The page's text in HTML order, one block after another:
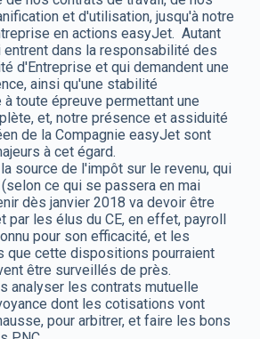
et d'utilisation, jusqu'à notre
en actions easyJet. Autant
dans la responsabilité des
d'Entreprise et qui demandent une
ainsi qu'une stabilité
toute épreuve permettant une
et, notre présence et assiduité
de la Compagnie easyJet sont
à cet égard.
source de l'impôt sur le revenu, qui
ce qui se passera en mai
dès janvier 2018 va devoir être
par les élus du CE, en effet, payroll
pour son efficacité, et les
que cette dispositions pourraient
être surveillés de près.
analyser les contrats mutuelle
dont les cotisations vont
pour arbitrer, et faire les bons